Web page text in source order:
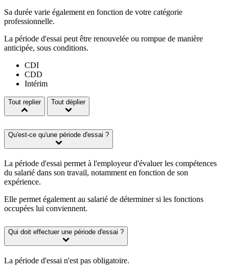
Sa durée varie également en fonction de votre catégorie
professionnelle.
La période d'essai peut être renouvelée ou rompue de manière
anticipée, sous conditions.
CDI
CDD
Intérim
Tout replier Tout déplier
Qu'est-ce qu'une période d'essai ?
La période d'essai permet à l'employeur d'évaluer les compétences
du salarié dans son travail, notamment en fonction de son
expérience.
Elle permet également au salarié de déterminer si les fonctions
occupées lui conviennent.
Qui doit effectuer une période d'essai ?
La période d'essai n'est pas obligatoire.